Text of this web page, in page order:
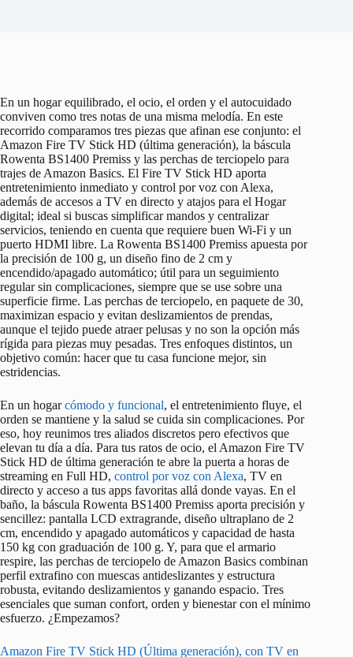
En un hogar equilibrado, el ocio, el orden y el autocuidado
conviven como tres notas de una misma melodía. En este
recorrido comparamos tres piezas que afinan ese conjunto: el
Amazon Fire TV Stick HD (última generación), la báscula
Rowenta BS1400 Premiss y las perchas de terciopelo para
trajes de Amazon Basics. El Fire TV Stick HD aporta
entretenimiento inmediato y control por voz con Alexa,
además de accesos a TV en directo y atajos para el Hogar
digital; ideal si buscas simplificar mandos y centralizar
servicios, teniendo en cuenta que requiere buen Wi‑Fi y un
puerto HDMI libre. La Rowenta BS1400 Premiss apuesta por
la precisión de 100 g, un diseño fino de 2 cm y
encendido/apagado automático; útil para un seguimiento
regular sin complicaciones, siempre que se use sobre una
superficie firme. Las perchas de terciopelo, en paquete de 30,
maximizan espacio y evitan deslizamientos de prendas,
aunque el tejido puede atraer pelusas y no son la opción más
rígida para piezas muy pesadas. Tres enfoques distintos, un
objetivo común: hacer que tu casa funcione mejor, sin
estridencias.
En un hogarcómodo y funcional, el entretenimiento fluye, el
orden se mantiene y la salud se cuida sin complicaciones. Por
eso, hoy reunimos tres aliados discretos pero efectivos que
elevan tu día a día. Para tus ratos de ocio, el Amazon Fire TV
Stick HD de última generación te abre la puerta a horas de
streaming en Full HD, control por voz con Alexa, TV en
directo y acceso a tus apps favoritas allá donde vayas. En el
baño, la báscula Rowenta BS1400 Premiss aporta precisión y
sencillez: pantalla LCD extragrande, diseño ultraplano de 2
cm, encendido y apagado automáticos y capacidad de hasta
150 kg con graduación de 100 g. Y, para que el armario
respire, las perchas de terciopelo de Amazon Basics combinan
perfil extrafino con muescas antideslizantes y estructura
robusta, evitando deslizamientos y ganando espacio. Tres
esenciales que suman confort, orden y bienestar con el mínimo
esfuerzo. ¿Empezamos?
Amazon Fire TV Stick HD (Última generación), con TV en